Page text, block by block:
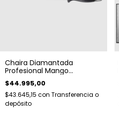
Chaira Diamantada
Profesional Mango
Ergonómico
$44.995,00
$43.645,15 con Transferencia o
depósito